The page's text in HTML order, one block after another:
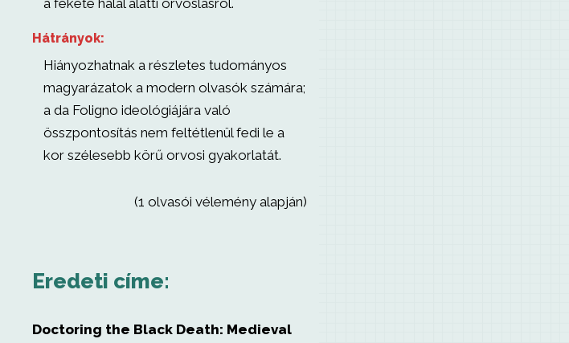
a fekete halál alatti orvoslásról.
Hátrányok:
Hiányozhatnak a részletes tudományos
magyarázatok a modern olvasók számára;
a da Foligno ideológiájára való
összpontosítás nem feltétlenül fedi le a
kor szélesebb körű orvosi gyakorlatát.
(1 olvasói vélemény alapján)
Eredeti címe:
Doctoring the Black Death: Medieval